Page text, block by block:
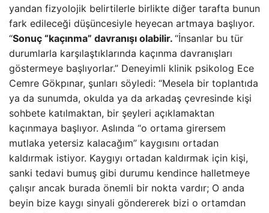
yandan fizyolojik belirtilerle birlikte diğer tarafta bunun
fark edileceği düşüncesiyle heyecan artmaya başlıyor.
“Sonuç “kaçınma” davranışı olabilir. “İnsanlar bu tür
durumlarla karşılaştıklarında kaçınma davranışları
göstermeye başlıyorlar.” Deneyimli klinik psikolog Ece
Cemre Gökpınar, şunları söyledi: “Mesela bir toplantıda
ya da sunumda, okulda ya da arkadaş çevresinde kişi
sohbete katılmaktan, bir şeyleri açıklamaktan
kaçınmaya başlıyor. Aslında “o ortama girersem
mutlaka yetersiz kalacağım” kaygısını ortadan
kaldırmak istiyor. Kaygıyı ortadan kaldırmak için kişi,
sanki tedavi bumuş gibi durumu kendince halletmeye
çalışır ancak burada önemli bir nokta vardır; O anda
beyin bize kaygı sinyali göndererek bizi o ortamdan